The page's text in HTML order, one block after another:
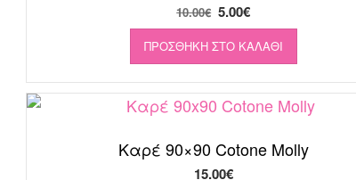
10.00€ Original
price
was:
10.00€.
5.00€Η
τρέχουσα
τιμή
είναι:
5.00€.
ΠΡΟΣΘΉΚΗ ΣΤΟ ΚΑΛΆΘΙ
Καρέ 90×90 Cotone Molly
15.00€